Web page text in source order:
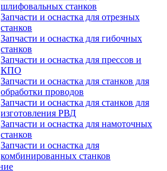
шлифовальных станков
Запчасти и оснастка для отрезных
станков
Запчасти и оснастка для гибочных
станков
Запчасти и оснастка для прессов и
КПО
Запчасти и оснастка для станков для
обработки проводов
Запчасти и оснастка для станков для
изготовления РВД
Запчасти и оснастка для намоточных
станков
Запчасти и оснастка для
комбинированных станков